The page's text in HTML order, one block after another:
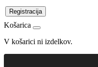
Registracija
Košarica
V košarici ni izdelkov.